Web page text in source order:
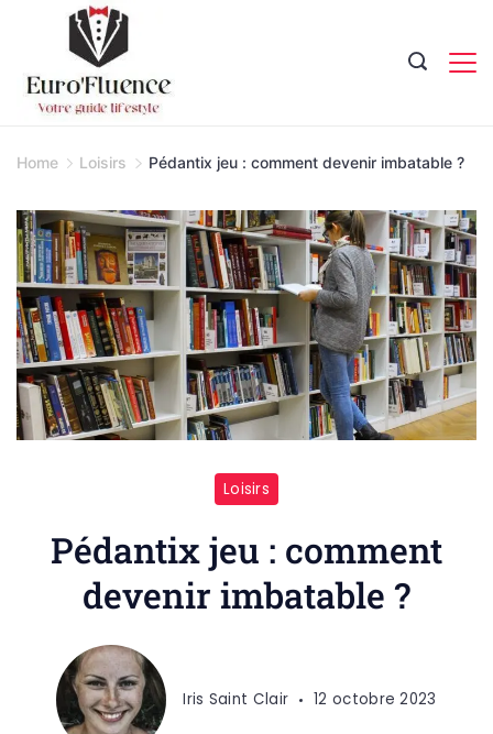
content
Home Loisirs Pédantix jeu : comment devenir imbatable ?
Loisirs
Pédantix jeu : comment
devenir imbatable ?
Iris Saint Clair 12 octobre 2023